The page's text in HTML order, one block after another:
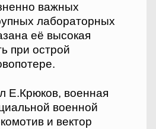
важных
лабораторных
её высокая
при острой
Е.Крюков, военная
военной
и вектор